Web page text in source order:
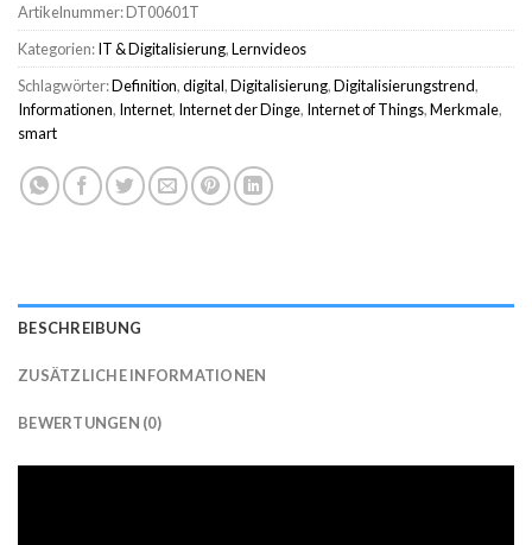
Artikelnummer:DT00601T
Kategorien:IT & Digitalisierung,Lernvideos
Schlagwörter:Definition,digital,Digitalisierung,Digitalisierungstrend,
Informationen, Internet, Internet der Dinge, Internet of Things,Merkmale,
smart
BESCHREIBUNG
ZUSÄTZLICHE INFORMATIONEN
BEWERTUNGEN (0)